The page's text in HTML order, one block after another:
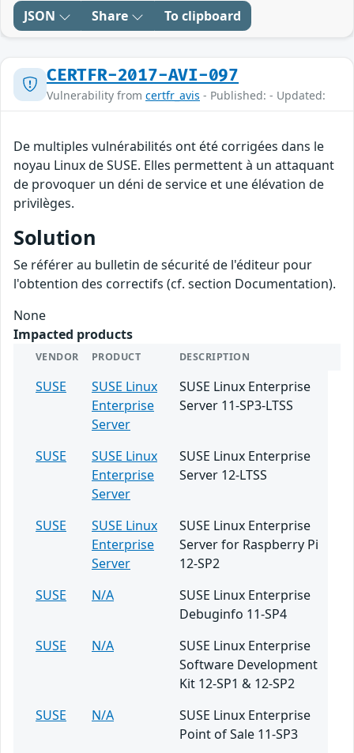
JSON Share To clipboard
CERTFR-2017-AVI-097
Vulnerability from certfr_avis - Published: - Updated:
De multiples vulnérabilités ont été corrigées dans le
noyau Linux de SUSE. Elles permettent à un attaquant
de provoquer un déni de service et une élévation de
privilèges.
Solution
Se référer au bulletin de sécurité de l'éditeur pour
l'obtention des correctifs (cf. section Documentation).
None
Impacted products
VENDOR PRODUCT DESCRIPTION
SUSE
SUSE Linux
Enterprise
Server
SUSE Linux Enterprise
Server 11-SP3-LTSS
SUSE
SUSE Linux
Enterprise
Server
SUSE Linux Enterprise
Server 12-LTSS
SUSE
SUSE Linux
Enterprise
Server
SUSE Linux Enterprise
Server for Raspberry Pi
12-SP2
SUSE
N/A
SUSE Linux Enterprise
Debuginfo 11-SP4
SUSE
N/A
SUSE Linux Enterprise
Software Development
Kit 12-SP1 & 12-SP2
SUSE
N/A
SUSE Linux Enterprise
Point of Sale 11-SP3